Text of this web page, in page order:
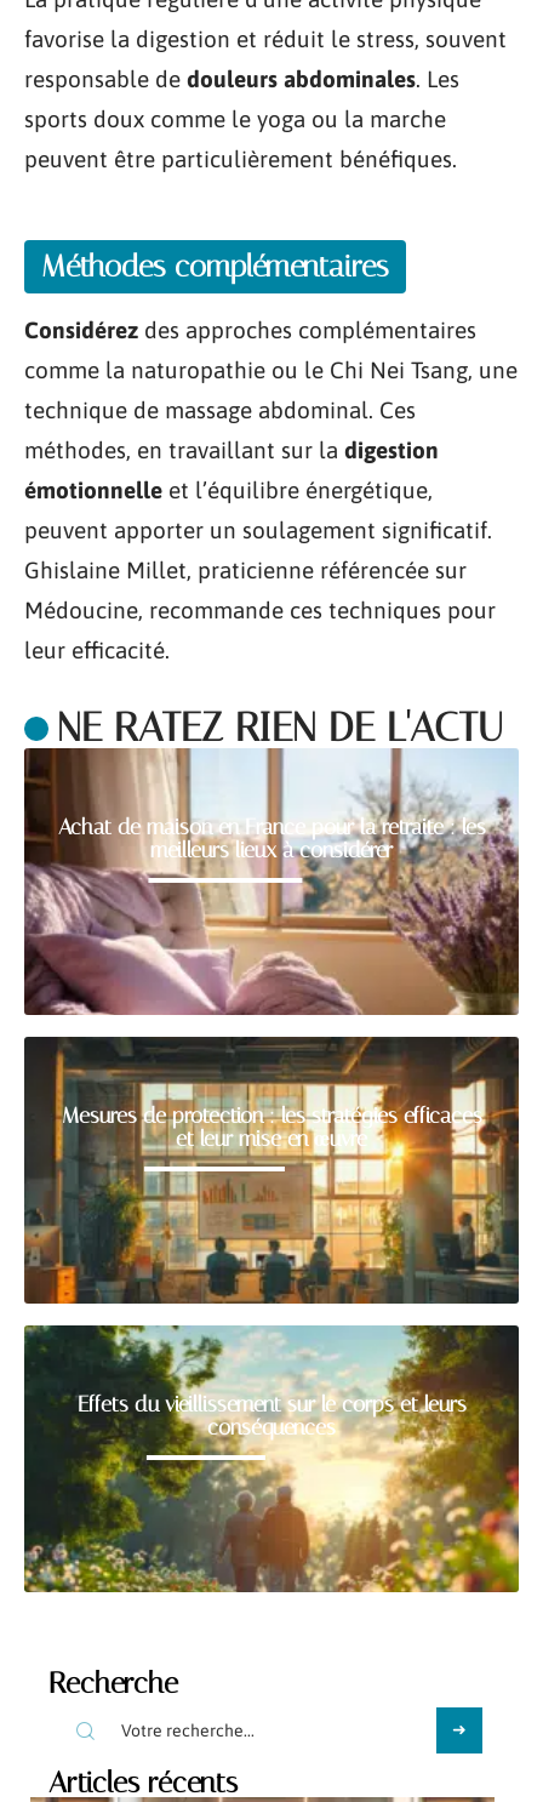
favorise la digestion et réduit le stress, souvent
responsable de douleurs abdominales. Les
sports doux comme le yoga ou la marche
peuvent être particulièrement bénéfiques.
Méthodes complémentaires
Considérez des approches complémentaires
comme la naturopathie ou le Chi Nei Tsang, une
technique de massage abdominal. Ces
méthodes, en travaillant sur la digestion
émotionnelle et l’équilibre énergétique,
peuvent apporter un soulagement significatif.
Ghislaine Millet, praticienne référencée sur
Médoucine, recommande ces techniques pour
leur efficacité.
NE RATEZ RIEN DE L'ACTU
Achat de maison en France pour la retraite : les
meilleurs lieux à considérer
Mesures de protection : les stratégies efficaces
et leur mise en œuvre
Effets du vieillissement sur le corps et leurs
conséquences
Recherche
Articles récents